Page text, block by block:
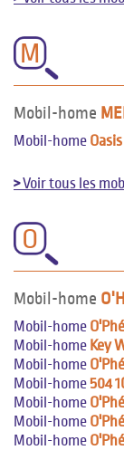
M
Mobil-home
Mobil-home Oasis
>Voir tous les
O
Mobil-home
Mobil-home
Mobil-home Key
Mobil-home
Mobil-home 504
Mobil-home
Mobil-home
Mobil-home